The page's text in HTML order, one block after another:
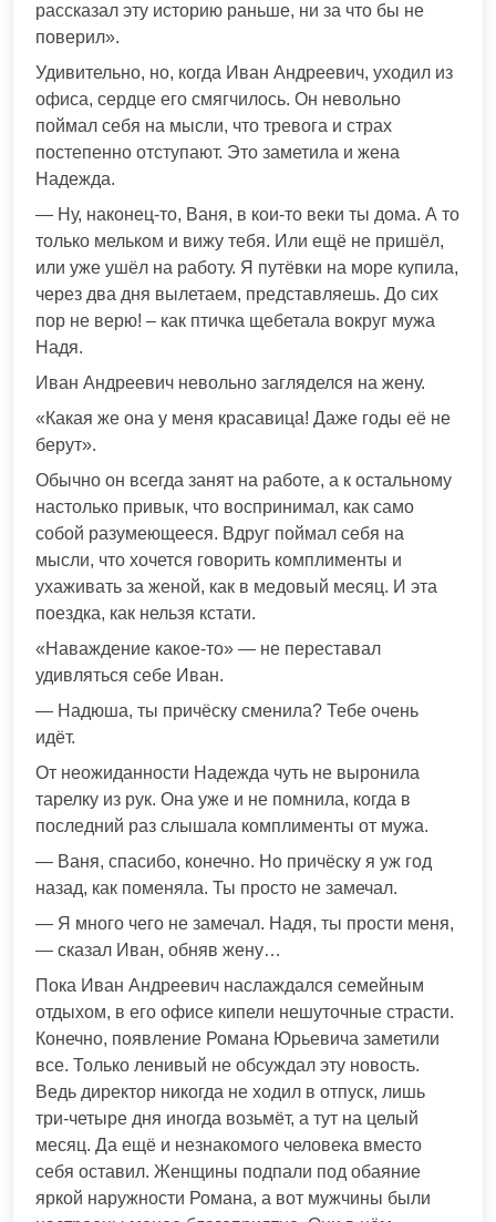
рассказал эту историю раньше, ни за что бы не
поверил».
Удивительно, но, когда Иван Андреевич, уходил из
офиса, сердце его смягчилось. Он невольно
поймал себя на мысли, что тревога и страх
постепенно отступают. Это заметила и жена
Надежда.
— Ну, наконец-то, Ваня, в кои-то веки ты дома. А то
только мельком и вижу тебя. Или ещё не пришёл,
или уже ушёл на работу. Я путёвки на море купила,
через два дня вылетаем, представляешь. До сих
пор не верю! – как птичка щебетала вокруг мужа
Надя.
Иван Андреевич невольно загляделся на жену.
«Какая же она у меня красавица! Даже годы её не
берут».
Обычно он всегда занят на работе, а к остальному
настолько привык, что воспринимал, как само
собой разумеющееся. Вдруг поймал себя на
мысли, что хочется говорить комплименты и
ухаживать за женой, как в медовый месяц. И эта
поездка, как нельзя кстати.
«Наваждение какое-то» — не переставал
удивляться себе Иван.
— Надюша, ты причёску сменила? Тебе очень
идёт.
От неожиданности Надежда чуть не выронила
тарелку из рук. Она уже и не помнила, когда в
последний раз слышала комплименты от мужа.
— Ваня, спасибо, конечно. Но причёску я уж год
назад, как поменяла. Ты просто не замечал.
— Я много чего не замечал. Надя, ты прости меня,
— сказал Иван, обняв жену…
Пока Иван Андреевич наслаждался семейным
отдыхом, в его офисе кипели нешуточные страсти.
Конечно, появление Романа Юрьевича заметили
все. Только ленивый не обсуждал эту новость.
Ведь директор никогда не ходил в отпуск, лишь
три-четыре дня иногда возьмёт, а тут на целый
месяц. Да ещё и незнакомого человека вместо
себя оставил. Женщины подпали под обаяние
яркой наружности Романа, а вот мужчины были